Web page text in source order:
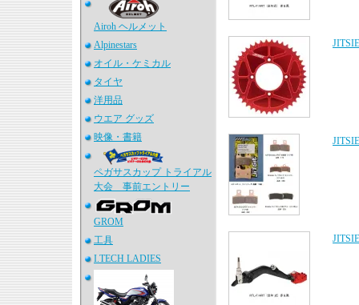
Airoh ヘルメット
Alpinestars
オイル・ケミカル
タイヤ
洋用品
ウエア グッズ
映像・書籍
ペガサスカップ トライアル
大会 事前エントリー
GROM
工具
I.TECH LADIES